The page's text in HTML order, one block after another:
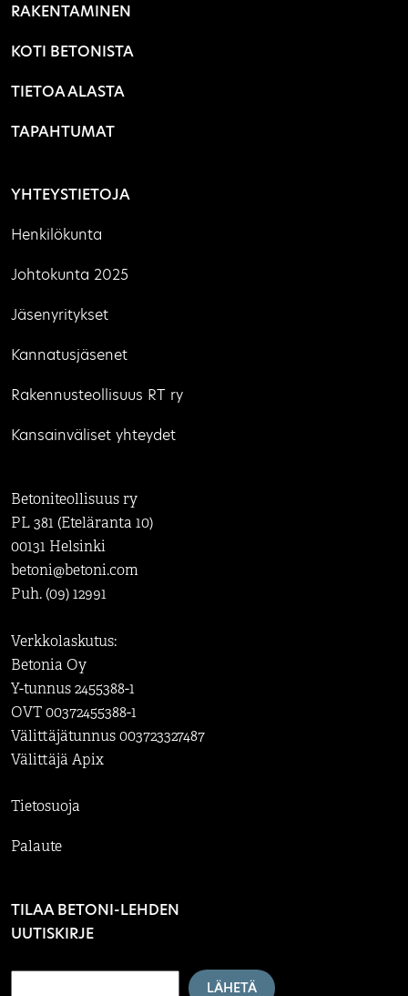
RAKENTAMINEN
KOTI BETONISTA
TIETOA ALASTA
TAPAHTUMAT
YHTEYSTIETOJA
Henkilökunta
Johtokunta 2025
Jäsenyritykset
Kannatusjäsenet
Rakennusteollisuus RT ry
Kansainväliset yhteydet
Betoniteollisuus ry
PL 381 (Eteläranta 10)
00131 Helsinki
betoni@betoni.com
Puh. (09) 12991
Verkkolaskutus:
Betonia Oy
Y-tunnus 2455388-1
OVT 00372455388-1
Välittäjätunnus 003723327487
Välittäjä Apix
Tietosuoja
Palaute
TILAA BETONI-LEHDEN
UUTISKIRJE
LÄHETÄ